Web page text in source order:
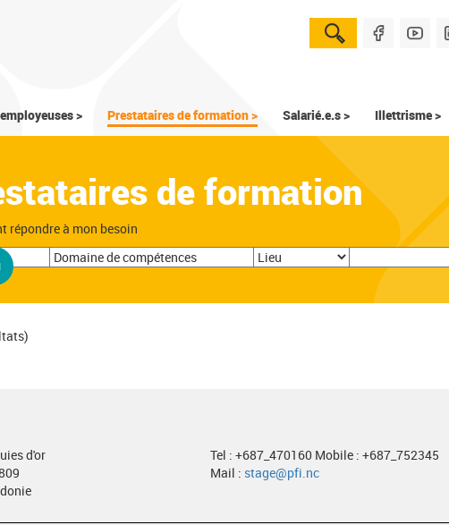
> Prestataires de formation > Salarié.e.s > Illettrisme >
de formation
répondre à mon besoin
d'or
Tel : +687_470160 Mobile : +687_752345
Mail : stage@pfi.nc